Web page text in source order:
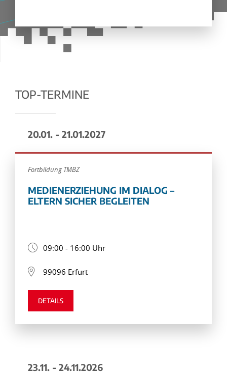
TOP-TERMINE
20.01. - 21.01.2027
Fortbildung TMBZ
MEDIENERZIEHUNG IM DIALOG –
ELTERN SICHER BEGLEITEN
09:00 - 16:00 Uhr
99096 Erfurt
DETAILS
23.11. - 24.11.2026